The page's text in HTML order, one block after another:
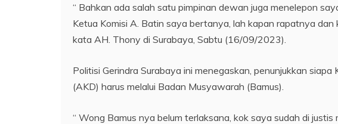
“ Bahkan ada salah satu pimpinan dewan juga menelepon
Ketua Komisi A. Batin saya bertanya, lah kapan rapatnya
kata AH. Thony di Surabaya, Sabtu (16/09/2023).
Politisi Gerindra Surabaya ini menegaskan, penunjukkan
(AKD) harus melalui Badan Musyawarah (Bamus).
“ Wong Bamus nya belum terlaksana, kok saya sudah di